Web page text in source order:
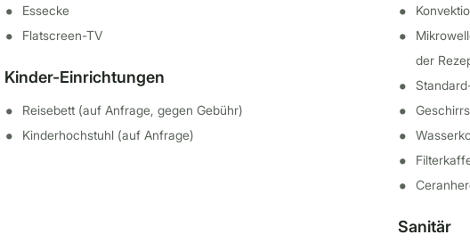
Essecke
Flatscreen-TV
Kinder-Einrichtungen
Reisebett (auf Anfrage, gegen Gebühr)
Kinderhochstuhl (auf Anfrage)
der
Sanitär